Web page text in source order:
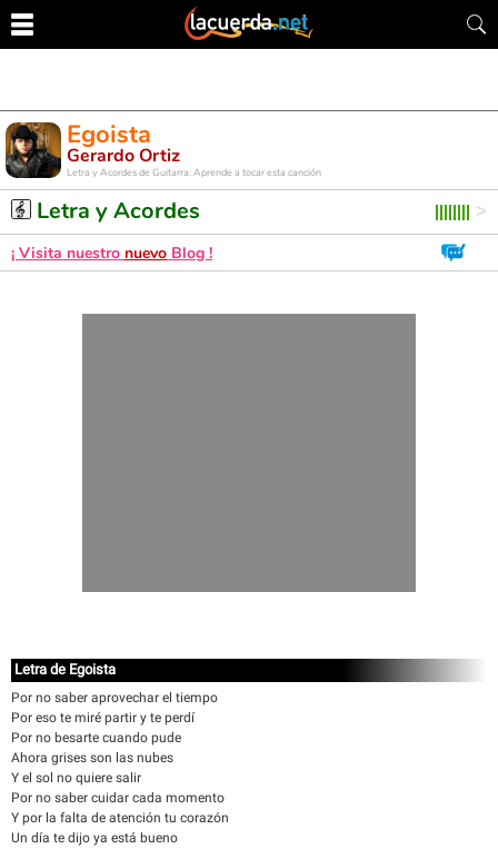
Egoista
Gerardo Ortiz
Letra y Acordes de Guitarra. Aprende a tocar esta canción
Letra y Acordes
¡ Visita nuestro nuevo Blog !
Letra de Egoista
Por no saber aprovechar el tiempo
Por eso te miré partir y te perdí
Por no besarte cuando pude
Ahora grises son las nubes
Y el sol no quiere salir
Por no saber cuidar cada momento
Y por la falta de atención tu corazón
Un día te dijo ya está bueno